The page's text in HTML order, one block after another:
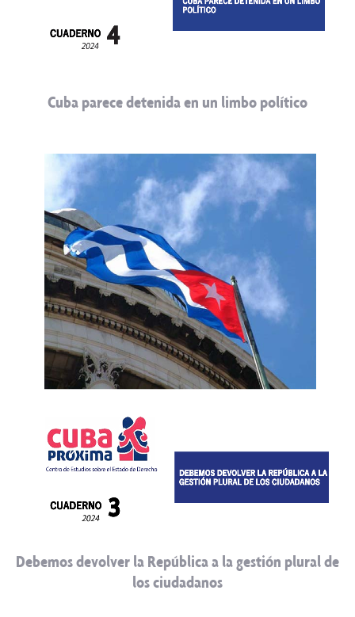
Cuba parece detenida en un limbo político
Debemos devolver la República a la gestión plural de
los ciudadanos